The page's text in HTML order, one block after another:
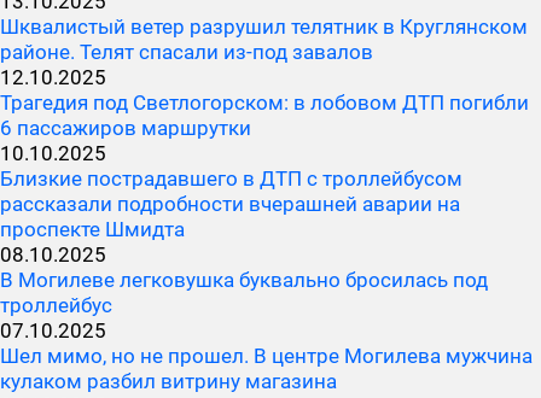
Шквалистый ветер разрушил телятник в Круглянском
районе. Телят спасали из-под завалов
12.10.2025
Трагедия под Светлогорском: в лобовом ДТП погибли
6 пассажиров маршрутки
10.10.2025
Близкие пострадавшего в ДТП с троллейбусом
рассказали подробности вчерашней аварии на
проспекте Шмидта
08.10.2025
В Могилеве легковушка буквально бросилась под
троллейбус
07.10.2025
Шел мимо, но не прошел. В центре Могилева мужчина
кулаком разбил витрину магазина